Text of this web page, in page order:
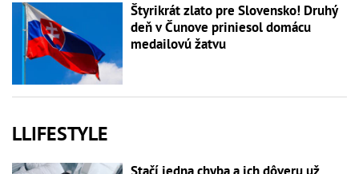
Štyrikrát zlato pre Slovensko! Druhý
deň v Čunove priniesol domácu
medailovú žatvu
LLIFESTYLE